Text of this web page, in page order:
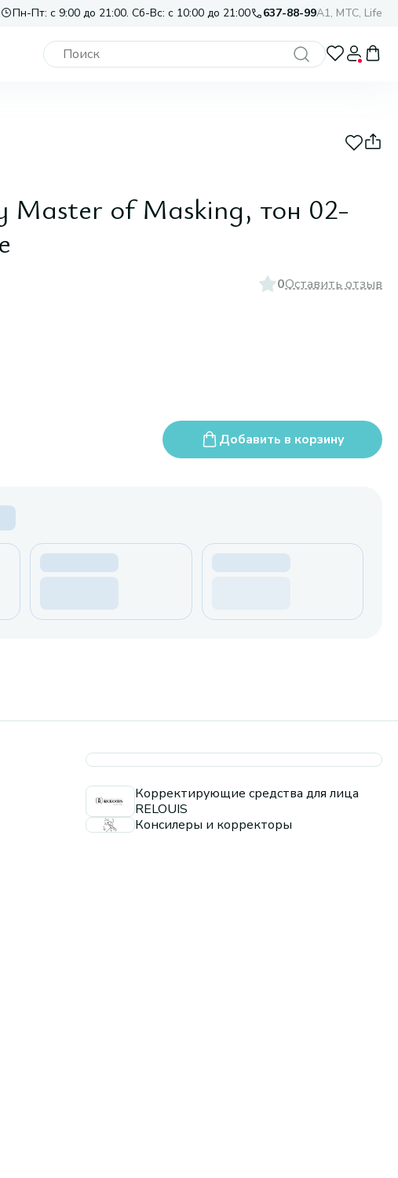
Пн-Пт: с 9:00 до 21:00. Сб-Вс: с 10:00 до 21:00 637-88-99A1, МТС, Life
Master of Masking, тон 02-
0Оставить отзыв
Добавить в корзину
Корректирующие средства для лица
RELOUIS
Консилеры и корректоры